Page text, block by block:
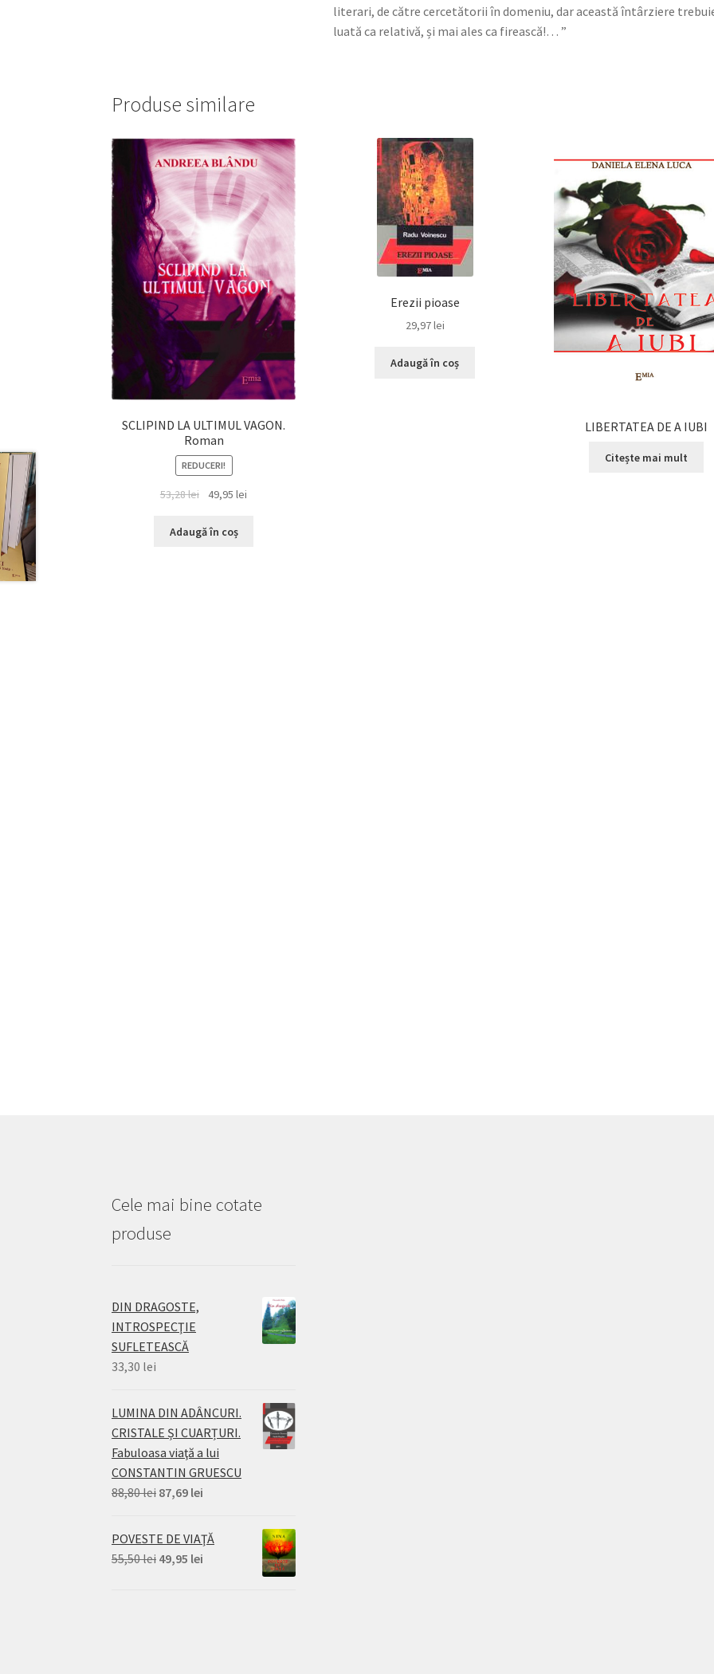
literari, de către cercetătorii în domeniu, dar această întârziere
luată ca relativă, și mai ales ca firească!… ”
Produse similare
SCLIPIND LA ULTIMUL VAGON.
Roman
REDUCERI!
53,28lei
Prețul
a
49,95lei
Adaugă în coș
Erezii pioase
29,97lei
Adaugă în coș
LIBERTATEA DE A IUBI
Citește mai mult
Cele mai bine cotate
produse
DIN DRAGOSTE,
INTROSPECŢIE
SUFLETEASCĂ
33,30 lei
LUMINA DIN ADÂNCURI.
CRISTALE ȘI CUARȚURI.
Fabuloasa viaţă a lui
CONSTANTIN GRUESCU
88,80lei Prețul
a
fost:
87,69 lei
este:
87,69 lei.
POVESTE DE VIAŢĂ
55,50lei Prețul
49,95 lei